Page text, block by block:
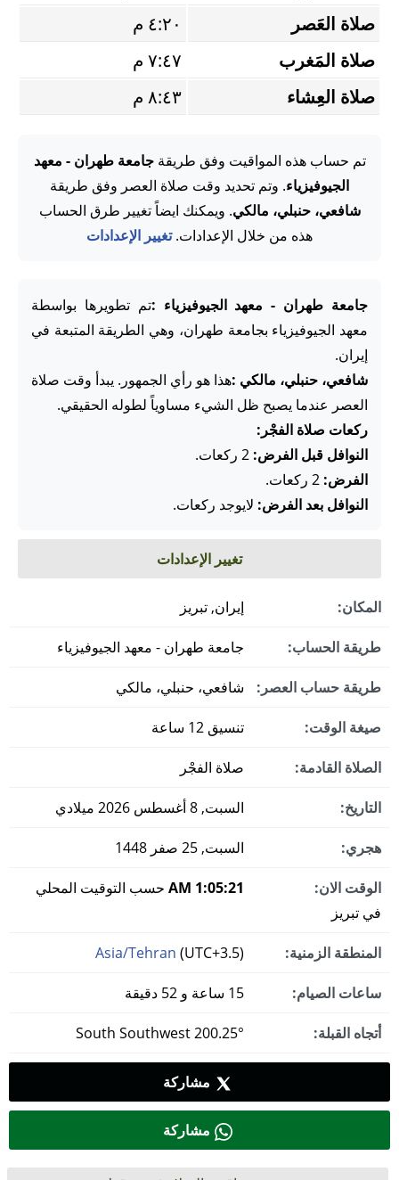
صلاة العَصر
٤:٢٠ م
صلاة المَغرب
٧:٤٧ م
صلاة العِشاء
٨:٤٣ م
تم حساب هذه المواقيت وفق طريقةجامعة طهران - معهد
الجيوفيزياء. وتم تحديد وقت صلاة العصر وفق طريقة
شافعي، حنبلي، مالكي. ويمكنك ايضاً تغيير طرق الحساب
هذه من خلال الإعدادات.تغيير الإعدادات
جامعة طهران - معهد الجيوفيزياء :تم تطويرها بواسطة
معهد الجيوفيزياء بجامعة طهران، وهي الطريقة المتبعة في
إيران.
شافعي، حنبلي، مالكي :هذا هو رأي الجمهور. يبدأ وقت صلاة
العصر عندما يصبح ظل الشيء مساوياً لطوله الحقيقي.
ركعات صلاة الفجْر:
النوافل قبل الفرض:
الفرض:
النوافل بعد الفرض: لايوجد ركعات.
تغيير الإعدادات
المكان: إيران, تبريز
طريقة الحساب: جامعة طهران - معهد الجيوفيزياء
طريقة حساب العصر: شافعي، حنبلي، مالكي
صيغة الوقت: تنسيق 12 ساعة
الصلاة القادمة: صلاة الفجْر
التاريخ: السبت, 8 أغسطس 2026 ميلادي
هجري: السبت, 25 صفر 1448
الوقت الان: 1:05:21 AM
حسب التوقيت المحلي
في تبريز
المنطقة الزمنية: Asia/Tehran (UTC+3.5)
ساعات الصيام:
أتجاه القبلة:
مشاركة
مشاركة